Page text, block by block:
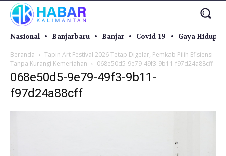
Nasional Banjarbaru Banjar Covid-19 Gaya Hidup
Beranda
Tapin Art Festival 2026 Tetap Digelar, Pemkab Pilih Efisiensi
Tanpa Kurangi Kemeriahan
068e50d5-9e79-49f3-9b11-f97d24a88cff
068e50d5-9e79-49f3-9b11-
f97d24a88cff